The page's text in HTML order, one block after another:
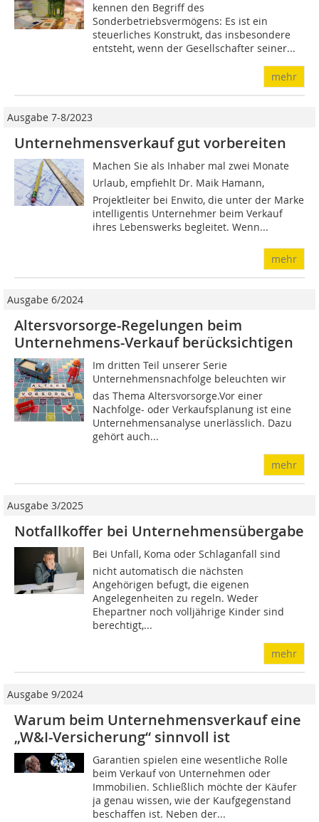
kennen den Begriff des
Sonderbetriebsvermögens: Es ist ein
steuerliches Konstrukt, das insbesondere
entsteht, wenn der Gesellschafter seiner...
mehr
Ausgabe 7-8/2023
Unternehmensverkauf gut vorbereiten
Machen Sie als Inhaber mal zwei Monate
Urlaub, empfiehlt Dr. Maik Hamann,
Projektleiter bei Enwito, die unter der Marke
intelligentis Unternehmer beim Verkauf
ihres Lebenswerks begleitet. Wenn...
mehr
Ausgabe 6/2024
Altersvorsorge-Regelungen beim
Unternehmens-Verkauf berücksichtigen
Im dritten Teil unserer Serie
Unternehmensnachfolge beleuchten wir
das Thema Altersvorsorge.Vor einer
Nachfolge- oder Verkaufsplanung ist eine
Unternehmensanalyse unerlässlich. Dazu
gehört auch...
mehr
Ausgabe 3/2025
Notfallkoffer bei Unternehmensübergabe
Bei Unfall, Koma oder Schlaganfall sind
nicht automatisch die nächsten
Angehörigen befugt, die eigenen
Angelegenheiten zu regeln. Weder
Ehepartner noch volljährige Kinder sind
berechtigt,...
mehr
Ausgabe 9/2024
Warum beim Unternehmensverkauf eine
„W&I-Versicherung“ sinnvoll ist
Garantien spielen eine wesentliche Rolle
beim Verkauf von Unternehmen oder
Immobilien. Schließlich möchte der Käufer
ja genau wissen, wie der Kaufgegenstand
beschaffen ist. Neben der...